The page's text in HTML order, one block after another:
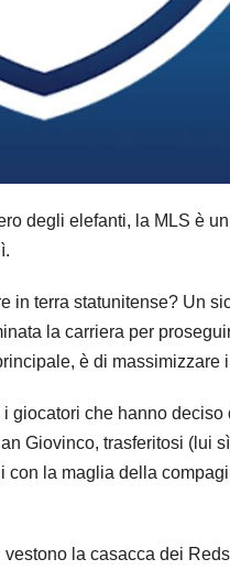
degli elefanti, la MLS è
in terra statunitense? Un
la carriera per
è di massimizzare
i giocatori che hanno
Giovinco, trasferitosi (lui
con la maglia della
la casacca dei